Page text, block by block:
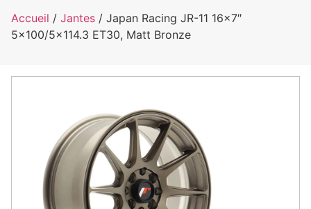
Accueil / Jantes / Japan Racing JR-11 16×7″
5×100/5×114.3 ET30, Matt Bronze